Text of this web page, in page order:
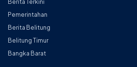
Berita Terkini
Pemerintahan
Berita Belitung
Belitung Timur
Bangka Barat